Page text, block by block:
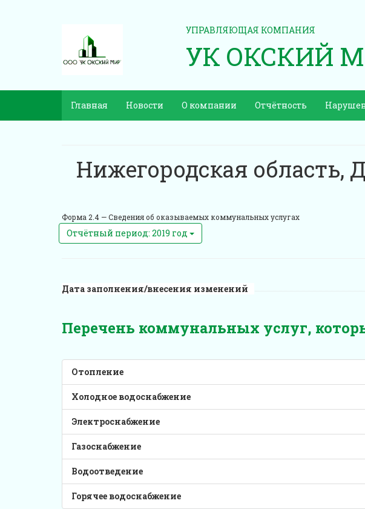
УПРАВЛЯЮЩАЯ КОМПАНИЯ
УК ОКСКИЙ
Главная Новости О компании Отчётность
Нижегородская область,
Форма 2.4 — Сведения об оказываемых коммунальных услугах
Отчётный период: 2019 год
Дата заполнения/внесения изменений
Перечень коммунальных услуг,
Отопление
Холодное водоснабжение
Электроснабжение
Газоснабжение
Водоотведение
Горячее водоснабжение